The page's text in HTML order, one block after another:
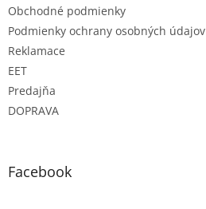
Obchodné podmienky
Podmienky ochrany osobných údajov
Reklamace
EET
Predajňa
DOPRAVA
Facebook